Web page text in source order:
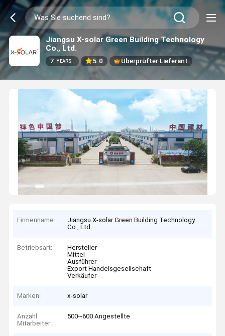
Jiangsu X-solar Green Building Technology
Co., Ltd.
7 YEARS 5.0 Überprüfter Lieferant
Firmenname
Jiangsu X-solar Green Building Technology
Co., Ltd.
Betriebsart:
Hersteller
Mittel
Ausführer
Export Handelsgesellschaft
Verkäufer
Marken: x-solar
Anzahl
Mitarbeiter:
500~600 Angestellte